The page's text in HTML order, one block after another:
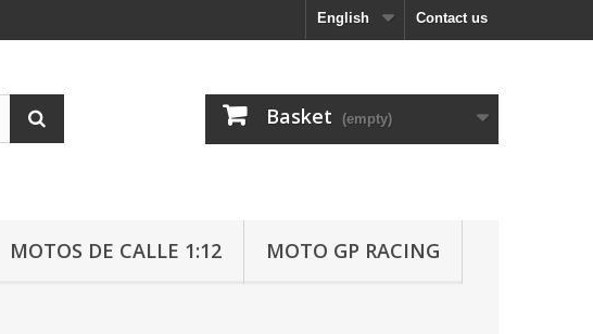
Contact us
English
Basket (empty)
MOTOS DE CALLE 1:12 MOTO GP RACING